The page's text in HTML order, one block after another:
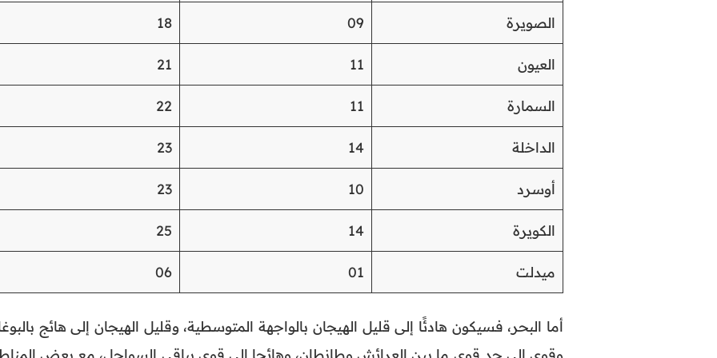
الصويرة 09
18
العيون 11
21
السمارة 11
22
الداخلة 14
23
أوسرد 10
23
الكويرة 14
25
ميدلت 01
06
أما البحر، فسيكون هادئًا إلى قليل الهيجان بالواجهة المتوسطية، وقليل الهيجان إلى هائج
وقوي إلى جد قوي ما بين العرائش وطانطان، وهائجا إلى قوي بباقي السواحل، مع بعض